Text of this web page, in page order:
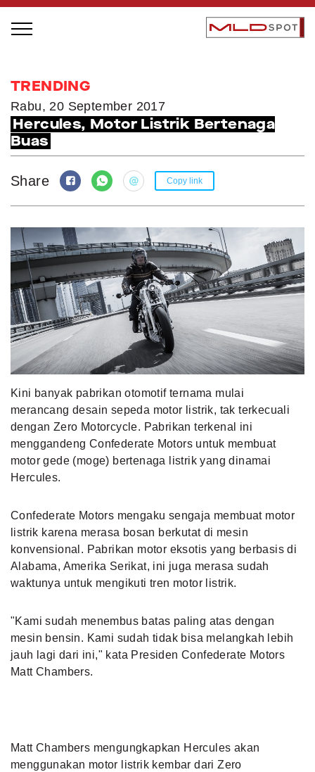
LOCAL GREATNESS
INSPIRING PEOPLE
INSPIRING PRODUCTS
INSPIRING PLACES
INSPIRING COMMUNITIES
TRENDING
EVENTS
MLDPODCAST
VIDEOS
MLDPOINTS
TRENDING
Rabu, 20 September 2017
Hercules, Motor Listrik Bertenaga
Buas
Share Copy link
Kini banyak pabrikan otomotif ternama mulai
merancang desain sepeda motor listrik, tak terkecuali
dengan Zero Motorcycle. Pabrikan terkenal ini
menggandeng Confederate Motors untuk membuat
motor gede (moge) bertenaga listrik yang dinamai
Hercules.
Confederate Motors mengaku sengaja membuat motor
listrik karena merasa bosan berkutat di mesin
konvensional. Pabrikan motor eksotis yang berbasis di
Alabama, Amerika Serikat, ini juga merasa sudah
waktunya untuk mengikuti tren motor listrik.
"Kami sudah menembus batas paling atas dengan
mesin bensin. Kami sudah tidak bisa melangkah lebih
jauh lagi dari ini," kata Presiden Confederate Motors
Matt Chambers.
Matt Chambers mengungkapkan Hercules akan
menggunakan motor listrik kembar dari Zero